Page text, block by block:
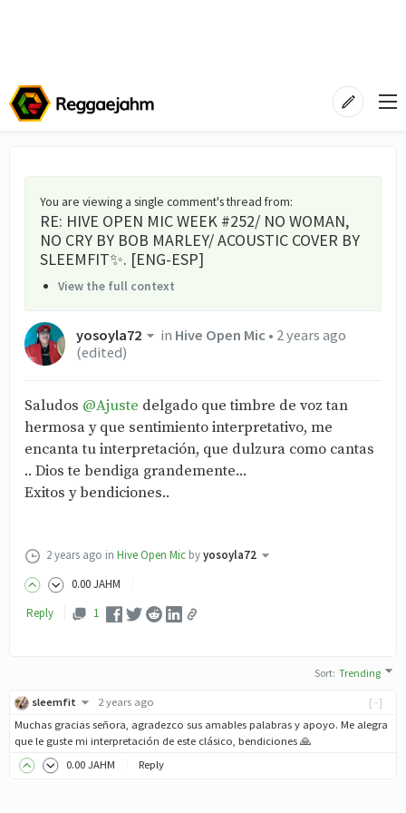
You are viewing a single comment's thread from:
RE: HIVE OPEN MIC WEEK #252/ NO WOMAN,
NO CRY BY BOB MARLEY/ ACOUSTIC COVER BY
SLEEMFIT✨. [ENG-ESP]
View the full context
yosoyla72 in Hive Open Mic• 2 years ago
(edited)
Saludos @Ajuste delgado que timbre de voz tan
hermosa y que sentimiento interpretativo, me
encanta tu interpretación, que dulzura como cantas
.. Dios te bendiga grandemente...
Exitos y bendiciones..
2 years ago in Hive Open Mic byyosoyla72
0.00JAHM
Reply
1
Sort:Trending
[-]
sleemfit
2 years ago
Muchas gracias señora, agradezco sus amables palabras y apoyo. Me alegra
que le guste mi interpretación de este clásico, bendiciones 🙏
0.00 JAHM Reply